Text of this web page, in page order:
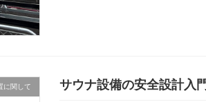
に関して サウナ設備の安全設計入